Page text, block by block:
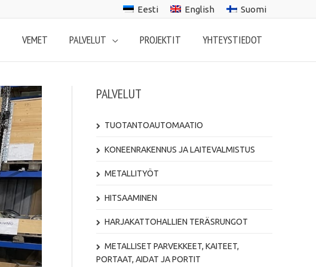
Eesti English Suomi
VEMET PALVELUT PROJEKTIT YHTEYSTIEDOT
PALVELUT
TUOTANTOAUTOMAATIO
KONEENRAKENNUS JA LAITEVALMISTUS
METALLITYÖT
HITSAAMINEN
HARJAKATTOHALLIEN TERÄSRUNGOT
METALLISET PARVEKKEET, KAITEET,
PORTAAT, AIDAT JA PORTIT